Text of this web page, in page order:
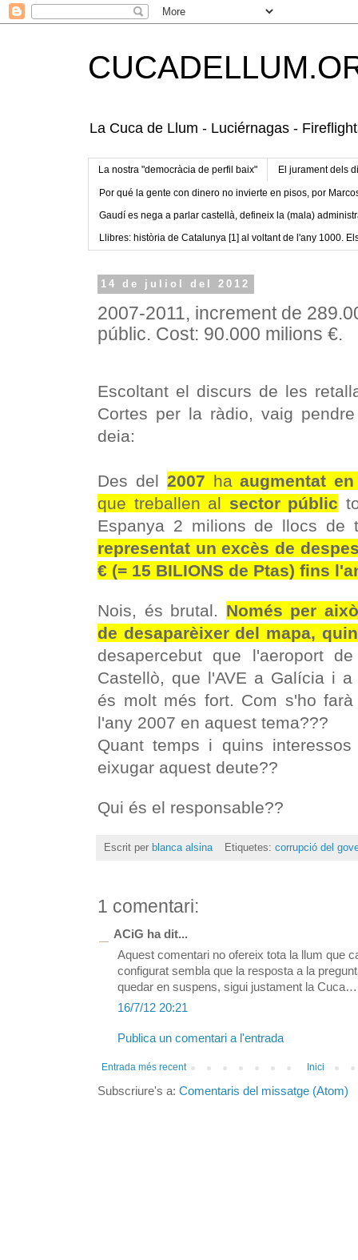
La Cuca de Llum - Luciérnagas -
La nostra "democràcia de perfil baix" El jurament dels
Por qué la gente con dinero no invierte en pisos, por
Gaudí es nega a parlar castellà, defineix la (mala)
Llibres: història de Catalunya [1] al voltant de l'any 1000.
14 de juliol del 2012
2007-2011, increment de
públic. Cost: 90.000 milions €.
Escoltant el discurs de les
Cortes per la ràdio, vaig
deia:
Des del 2007 haaugmentat en
que treballen al sector públic
Espanya 2 milions de llocs
representat un excès de
€ (= 15 BILIONS de Ptas) fins
Nois, és brutal. Només per
de desaparèixer del mapa,
desapercebut que l'aeroport
Castellò, que l'AVE a Galícia i
és molt més fort. Com s'ho
l'any 2007 en aquest tema???
Quant temps i quins
eixugar aquest deute??
Qui és el responsable??
Escrit per blanca alsina Etiquetes: corrupció del
1 comentari:
ACiG ha dit...
Aquest comentari no ofereix tota la llum que
configurat sembla que la resposta a la
quedar en suspens, sigui justament la Cuca…
16/7/12 20:21
Publica un comentari a l'entrada
Entrada més recent Inici
Subscriure's a: Comentaris del missatge (Atom)